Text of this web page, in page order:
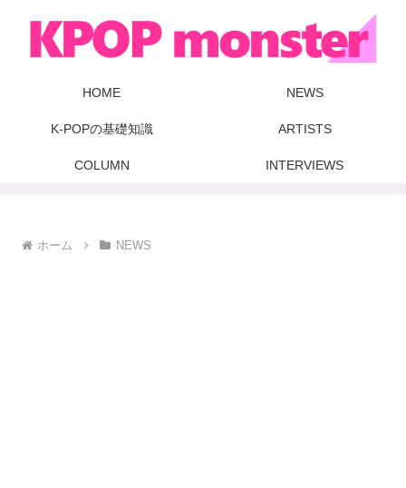
HOME NEWS
K-POPの基礎知識 ARTISTS
COLUMN INTERVIEWS
ホーム NEWS